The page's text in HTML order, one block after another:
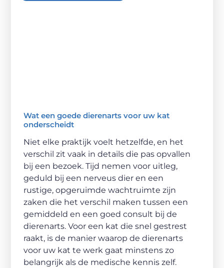
Wat een goede dierenarts voor uw kat
onderscheidt
Niet elke praktijk voelt hetzelfde, en het
verschil zit vaak in details die pas opvallen
bij een bezoek. Tijd nemen voor uitleg,
geduld bij een nerveus dier en een
rustige, opgeruimde wachtruimte zijn
zaken die het verschil maken tussen een
gemiddeld en een goed consult bij de
dierenarts. Voor een kat die snel gestrest
raakt, is de manier waarop de dierenarts
voor uw kat te werk gaat minstens zo
belangrijk als de medische kennis zelf.